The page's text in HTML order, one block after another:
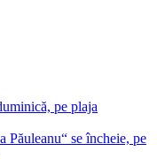
pe plaja
Păuleanu“ se încheie, pe